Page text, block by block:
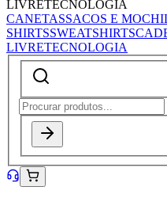
LIVRETECNOLOGIA
CANETASSACOS E
SHIRTSSWEATSHIRTS
LIVRETECNOLOGIA